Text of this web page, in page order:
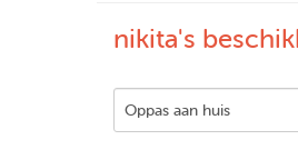
Mijn naam is Nikita
dus een lang en goed
willen in de toekomst
hond en kat
vanuit huis waardoor
nikita's